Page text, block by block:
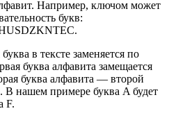
Например, ключом может
букв:
в тексте заменяется по
буква алфавита замещается
буква алфавита — второй
В нашем примере буква A будет
F.